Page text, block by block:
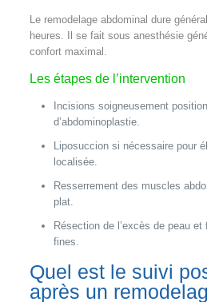
Le remodelage abdominal dure
heures. Il se fait sous anesthésie
confort maximal.
Les étapes de l’intervention
Incisions soigneusement
d’abdominoplastie.
Liposuccion si nécessaire pour
localisée.
Resserrement des muscles
plat.
Résection de l’excès de peau
fines.
Quel est le suivi
après un